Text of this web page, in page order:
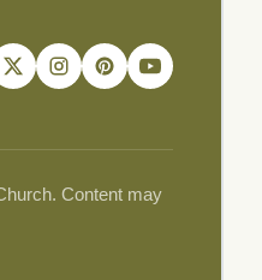
Content may